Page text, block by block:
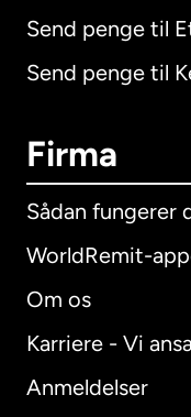
Send penge til
Send penge til
Firma
Sådan fungerer
WorldRemit-
Om os
Karriere - Vi
Anmeldelser